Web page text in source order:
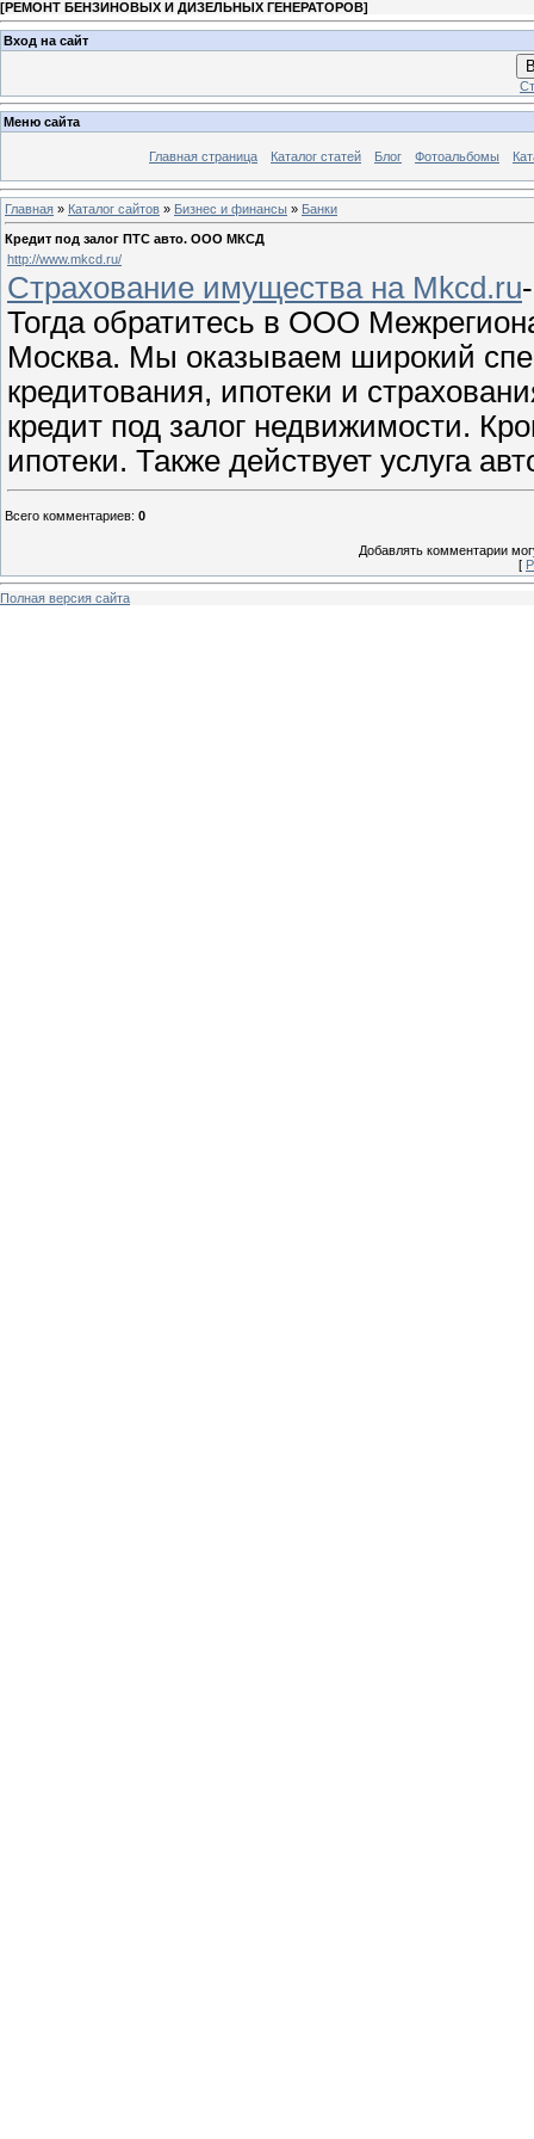
[РЕМОНТ БЕНЗИНОВЫХ И ДИЗЕЛЬНЫХ ГЕНЕРАТОРОВ]
Вход на сайт
Меню сайта
Главная страница Каталог статей Блог Фотоальбомы
Главная » Каталог сайтов » Бизнес и финансы » Банки
Кредит под залог ПТС авто. ООО МКСД
http://www.mkcd.ru/
Страхование имущества на Mkcd.ru
Тогда обратитесь в ООО
Москва. Мы оказываем широкий
кредитования, ипотеки и
кредит под залог недвижимости.
ипотеки. Также действует услуга
Всего комментариев: 0
Добавлять комментарии
[
Полная версия сайта